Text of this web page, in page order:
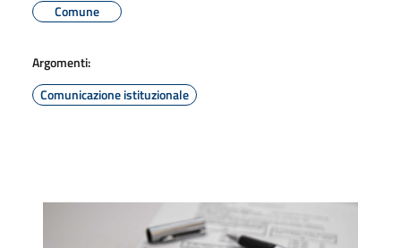
Comune
Argomenti:
Comunicazione istituzionale